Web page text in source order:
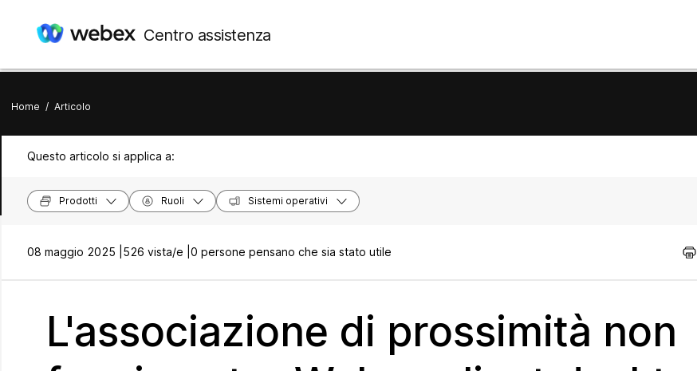
Centro assistenza
Home / Articolo
Questo articolo si applica a:
Prodotti Ruoli Sistemi operativi
08 maggio 2025 | 526 vista/e | 0 persone pensano che sia stato utile
L'associazione di prossimità non